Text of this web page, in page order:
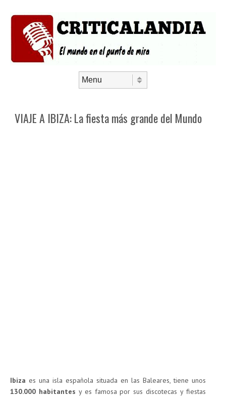
VIAJE A IBIZA: La fiesta más grande del Mundo
Ibiza es una isla española situada en las Baleares, tiene unos
130.000 habitantes y es famosa por sus discotecas y fiestas